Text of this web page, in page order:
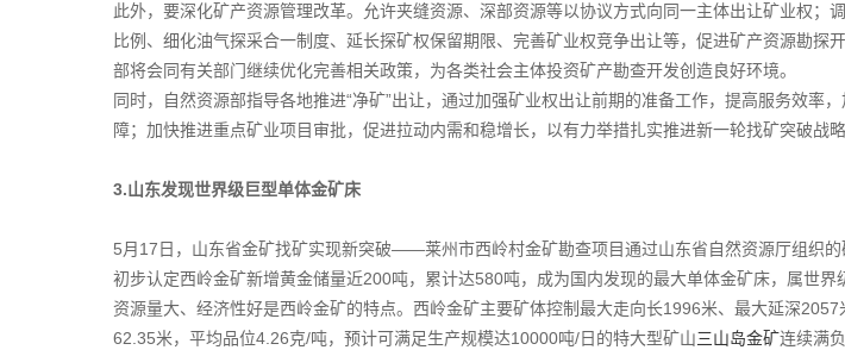
此外，要深化矿产资源管理改革。允许夹缝资源、深部资源等以协议方式向同一主体出让矿业权；
比例、细化油气探采合一制度、延长探矿权保留期限、完善矿业权竞争出让等，促进矿产资源勘探
部将会同有关部门继续优化完善相关政策，为各类社会主体投资矿产勘查开发创造良好环境。
同时，自然资源部指导各地推进“净矿”出让，通过加强矿业权出让前期的准备工作，提高服务效率
障；加快推进重点矿业项目审批，促进拉动内需和稳增长，以有力举措扎实推进新一轮找矿突破战略
3.山东发现世界级巨型单体金矿床
5月17日，山东省金矿找矿实现新突破——莱州市西岭村金矿勘查项目通过山东省自然资源厅组织的
初步认定西岭金矿新增黄金储量近200吨，累计达580吨，成为国内发现的最大单体金矿床，属世界
资源量大、经济性好是西岭金矿的特点。西岭金矿主要矿体控制最大走向长1996米、最大延深
62.35米，平均品位4.26克/吨，预计可满足生产规模达10000吨/日的特大型矿山三山岛金矿连续满